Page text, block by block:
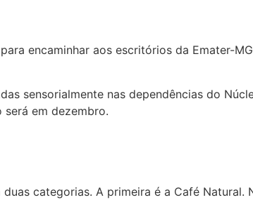
encaminhar aos escritórios da Emater-
sensorialmente nas dependências do
em dezembro.
categorias. A primeira é a Café